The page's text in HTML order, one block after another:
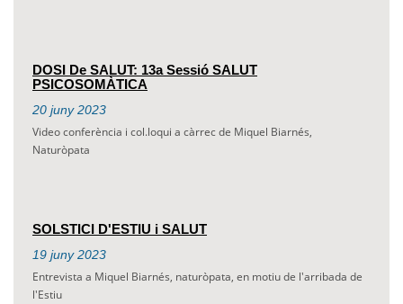
DOSI De SALUT: 13a Sessió SALUT
PSICOSOMÀTICA
20 juny 2023
Video conferència i col.loqui a càrrec de Miquel Biarnés,
Naturòpata
SOLSTICI D'ESTIU i SALUT
19 juny 2023
Entrevista a Miquel Biarnés, naturòpata, en motiu de l'arribada de
l'Estiu